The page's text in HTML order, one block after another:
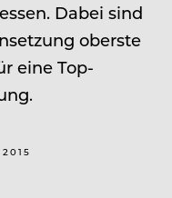
Dabei sind
oberste
eine Top-